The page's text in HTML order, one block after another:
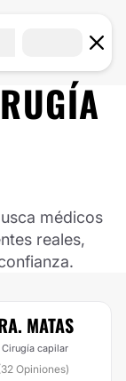
médicos
reales,
MATAS
capilar
Opiniones)